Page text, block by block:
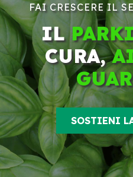
FAI CRESCERE IL
IL
CURA,
SOSTIENI